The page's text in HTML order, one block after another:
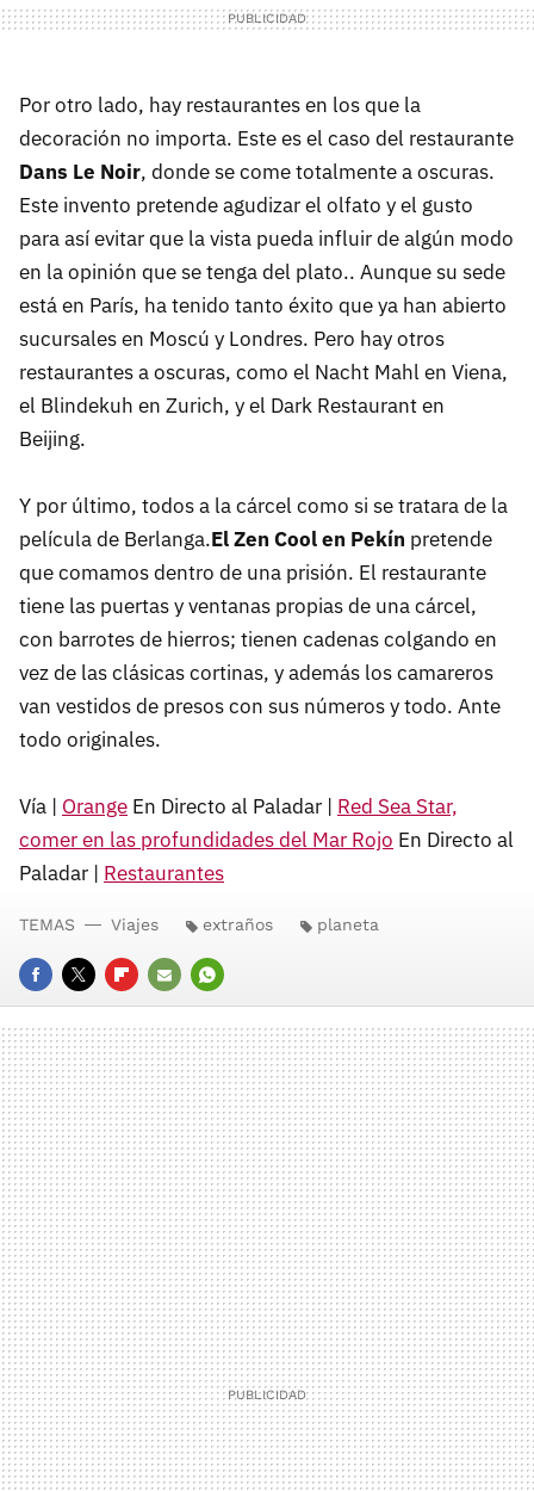
Por otro lado, hay restaurantes en los que la
decoración no importa. Este es el caso del restaurante
Dans Le Noir, donde se come totalmente a oscuras.
Este invento pretende agudizar el olfato y el gusto
para así evitar que la vista pueda influir de algún modo
en la opinión que se tenga del plato.. Aunque su sede
está en París, ha tenido tanto éxito que ya han abierto
sucursales en Moscú y Londres. Pero hay otros
restaurantes a oscuras, como el Nacht Mahl en Viena,
el Blindekuh en Zurich, y el Dark Restaurant en
Beijing.
Y por último, todos a la cárcel como si se tratara de la
película de Berlanga.El Zen Cool en Pekín pretende
que comamos dentro de una prisión. El restaurante
tiene las puertas y ventanas propias de una cárcel,
con barrotes de hierros; tienen cadenas colgando en
vez de las clásicas cortinas, y además los camareros
van vestidos de presos con sus números y todo. Ante
todo originales.
Vía | Orange En Directo al Paladar | Red Sea Star,
comer en las profundidades del Mar Rojo En Directo al
Paladar | Restaurantes
FACEBOOK
TWITTERFLIPBOARD
E-
MAIL
WHATSAPP
TEMAS Viajes extraños planeta